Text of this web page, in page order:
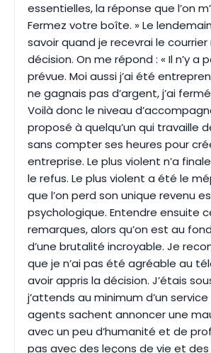
essentielles, la réponse que l’on
Fermez votre boîte. » Le
savoir quand je recevrai le
décision. On me répond : « Il n’y a
prévue. Moi aussi j’ai été
ne gagnais pas d’argent, j’ai
Voilà donc le niveau
proposé à quelqu’un qui travaille
sans compter ses heures pour
entreprise. Le plus violent n’a
le refus. Le plus violent a été le
que l’on perd son unique revenu
psychologique. Entendre ensuite
remarques, alors qu’on est au
d’une brutalité incroyable. Je
que je n’ai pas été agréable au
avoir appris la décision. J’étais
j’attends au minimum d’un
agents sachent annoncer une
avec un peu d’humanité et de
pas avec des leçons de vie et